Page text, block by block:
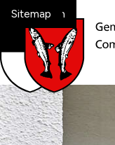
Home
Navigation
Inhalt
Suche
Sitemap